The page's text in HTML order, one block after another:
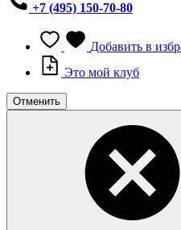
+7 (495) 150-70-80
Добавить в
Это мой клуб
Отменить